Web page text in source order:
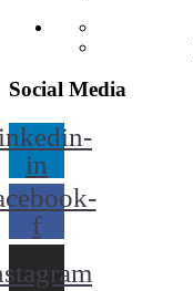
Social Media
in
f